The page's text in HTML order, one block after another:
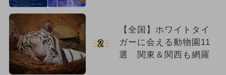
2
【全国】ホワイトタイ
ガーに会える動物園11
選 関東＆関西も網羅